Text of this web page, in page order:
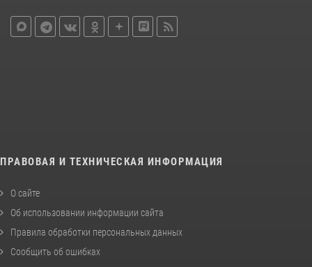
ПРАВОВАЯ И ТЕХНИЧЕСКАЯ ИНФОРМАЦИЯ
О сайте
Об использовании информации сайта
Правила обработки персональных данных
Сообщить об ошибках